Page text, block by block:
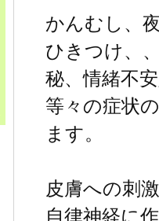
かんむし、
ひきつけ、
秘、情緒不
等々の症状
ます。
皮膚への刺
自律神経に